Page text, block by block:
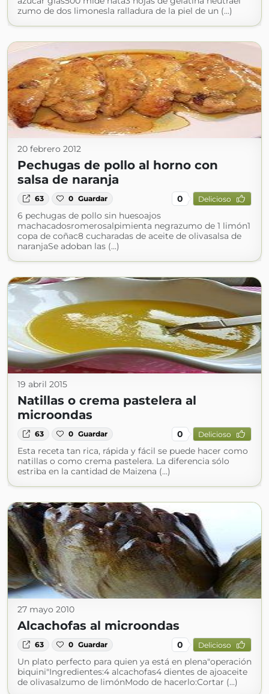
zumo de dos limonesla ralladura de la piel de un (...)
20 febrero 2012
Pechugas de pollo al horno con
salsa de naranja
63 0 Guardar 0 Delicioso
6 pechugas de pollo sin huesoajos
machacadosromerosalpimienta negrazumo de 1 limón1
copa de coñac8 cucharadas de aceite de olivasalsa de
naranjaSe adoban las (...)
19 abril 2015
Natillas o crema pastelera al
microondas
63 0 Guardar 0 Delicioso
Esta receta tan rica, rápida y fácil se puede hacer como
natillas o como crema pastelera. La diferencia sólo
estriba en la cantidad de Maizena (...)
27 mayo 2010
Alcachofas al microondas
63 0 Guardar 0 Delicioso
Un plato perfecto para quien ya está en plena"operación
biquini"Ingredientes:4 alcachofas4 dientes de ajoaceite
de olivasalzumo de limónModo de hacerlo:Cortar (...)